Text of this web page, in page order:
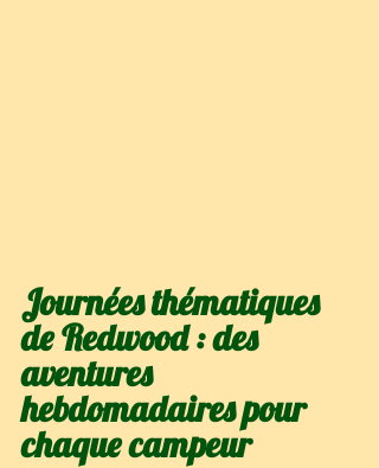
Journées thématiques
de Redwood : des
aventures
hebdomadaires pour
chaque campeur